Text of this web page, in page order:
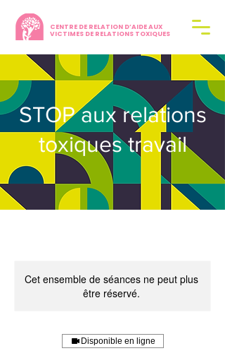
CENTRE DE RELATION D’AIDE AUX
VICTIMES DE RELATIONS TOXIQUES
STOP aux relations
toxiques travail
Cet ensemble de séances ne peut plus
être réservé.
Disponible en ligne